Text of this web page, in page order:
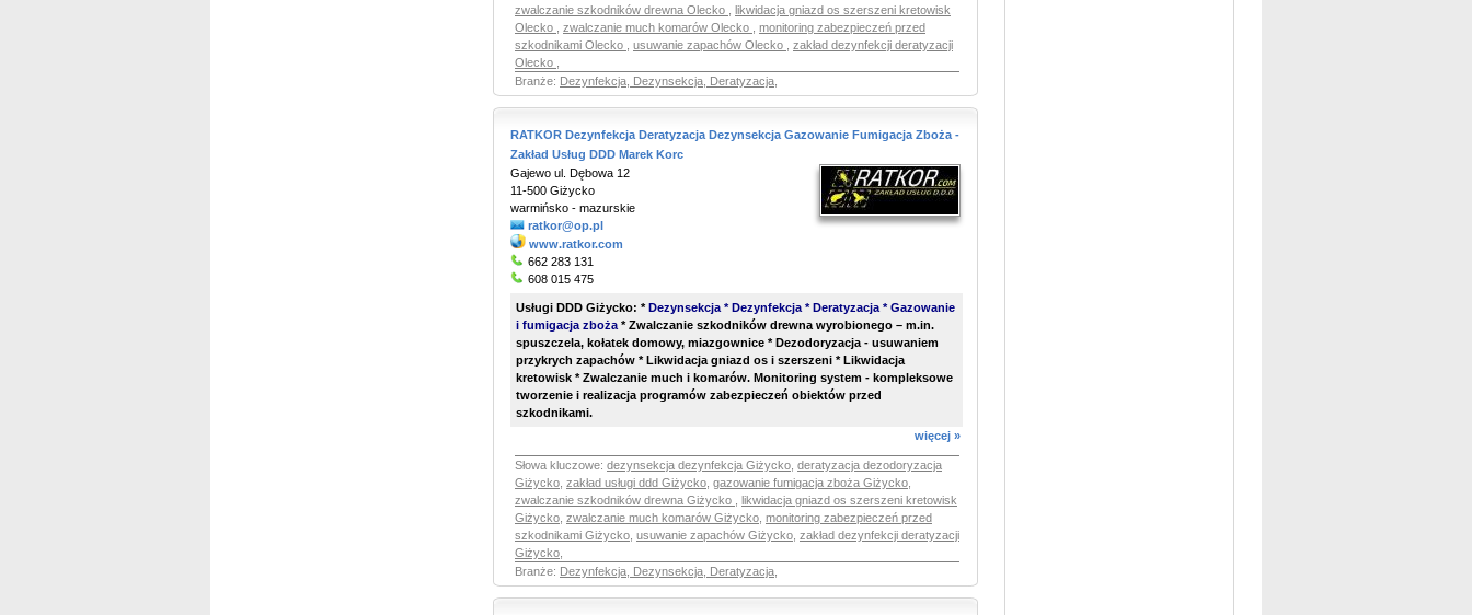
zwalczanie szkodników drewna Olecko
likwidacja gniazd os szerszeni kretowisk
Olecko
zwalczanie much komarów Olecko
monitoring zabezpieczeń przed
szkodnikami Olecko
usuwanie zapachów Olecko
zakład dezynfekcji deratyzacji
Olecko
Branże: Dezynfekcja, Dezynsekcja, Deratyzacja
RATKOR Dezynfekcja Deratyzacja Dezynsekcja Gazowanie Fumigacja Zboża -
Zakład Usług DDD Marek Korc
Gajewo ul. Dębowa 12
11-500 Giżycko
warmińsko - mazurskie
ratkor@op.pl
www.ratkor.com
662 283 131
608 015 475
Usługi DDD Giżycko: *Dezynsekcja * Dezynfekcja * Deratyzacja * Gazowanie
i fumigacja zboża * Zwalczanie szkodników drewna wyrobionego – m.in.
spuszczela, kołatek domowy, miazgownice * Dezodoryzacja - usuwaniem
przykrych zapachów * Likwidacja gniazd os i szerszeni * Likwidacja
kretowisk * Zwalczanie much i komarów. Monitoring system - kompleksowe
tworzenie i realizacja programów zabezpieczeń obiektów przed
szkodnikami.
więcej »
Słowa kluczowe: dezynsekcja dezynfekcja Giżycko deratyzacja dezodoryzacja
Giżycko zakład usługi ddd Giżycko gazowanie fumigacja zboża Giżycko
zwalczanie szkodników drewna Giżycko
likwidacja gniazd os szerszeni kretowisk
Giżycko zwalczanie much komarów Giżycko monitoring zabezpieczeń przed
szkodnikami Giżycko usuwanie zapachów Giżycko zakład dezynfekcji deratyzacji
Giżycko
Branże: Dezynfekcja, Dezynsekcja, Deratyzacja